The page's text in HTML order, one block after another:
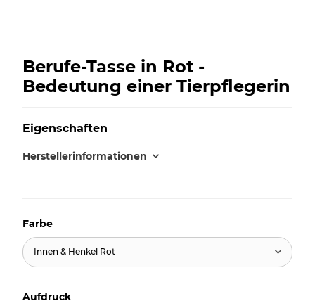
Berufe-Tasse in Rot -
Bedeutung einer Tierpflegerin
Eigenschaften
Herstellerinformationen
Farbe
Innen & Henkel Rot
Aufdruck